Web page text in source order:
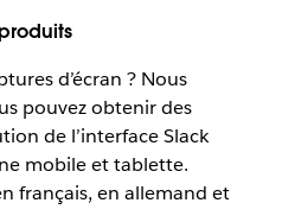
d’écran ? Nous
pouvez obtenir des
de l’interface Slack
mobile et tablette.
français, en allemand et